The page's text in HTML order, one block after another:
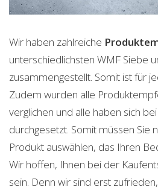
Wir haben zahlreiche
unterschiedlichsten WMF Siebe
zusammengestellt. Somit ist für
Zudem wurden alle
verglichen und alle haben sich
durchgesetzt. Somit müssen Sie
Produkt auswählen, das Ihren
Wir hoffen, Ihnen bei der
sein. Denn wir sind erst